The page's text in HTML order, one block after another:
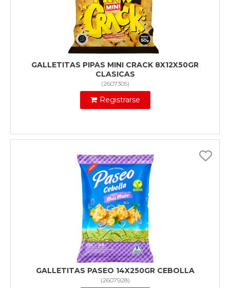
GALLETITAS PIPAS MINI CRACK 8X12X50GR
CLASICAS
(2607305)
Registrarse
GALLETITAS PASEO 14X250GR CEBOLLA
(2607928)